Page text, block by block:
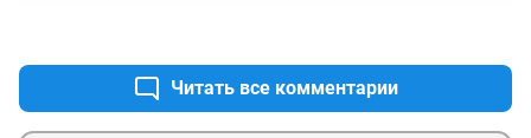
Читать все комментарии